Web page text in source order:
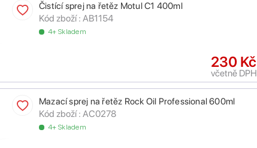
Čistící sprej na řetěz Motul C1 400ml
Kód zboží : AB1154
4+ Skladem
230 Kč
včetně DPH
Mazací sprej na řetěz Rock Oil Professional 600ml
Kód zboží : AC0278
4+ Skladem